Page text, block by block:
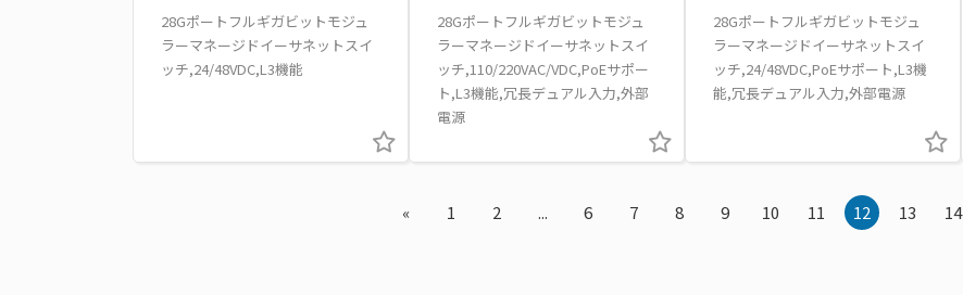
28Gポートフルギガビットモジュ
ラーマネージドイーサネットスイ
ッチ,24/48VDC,L3機能
28Gポートフルギガビットモジュ
ラーマネージドイーサネットスイ
ッチ,110/220VAC/VDC,PoEサポー
ト,L3機能,冗長デュアル入力,外部
電源
28Gポートフルギガビットモジュ
ラーマネージドイーサネットスイ
ッチ,24/48VDC,PoEサポート,L3機
能,冗長デュアル入力,外部電源
« 1 2 ... 6 7 8 9 10 11 12 13 14